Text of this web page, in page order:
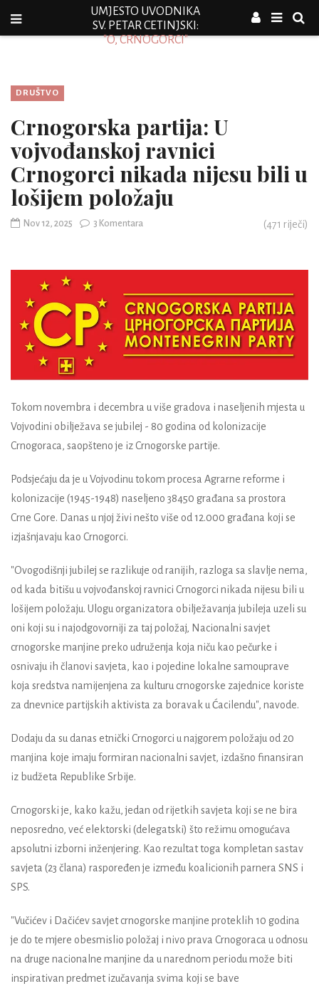
UMJESTO UVODNIKA
SV. PETAR CETINJSKI:
"O, CRNOGORCI"
DRUŠTVO
Crnogorska partija: U
vojvođanskoj ravnici
Crnogorci nikada nijesu bili u
lošijem položaju
Nov 12, 2025 3 Komentara (471 riječi)
Tokom novembra i decembra u više gradova i naseljenih mjesta u
Vojvodini obilježava se jubilej - 80 godina od kolonizacije
Crnogoraca, saopšteno je iz Crnogorske partije.
Podsjećaju da je u Vojvodinu tokom procesa Agrarne reforme i
kolonizacije (1945-1948) naseljeno 38450 građana sa prostora
Crne Gore. Danas u njoj živi nešto više od 12.000 građana koji se
izjašnjavaju kao Crnogorci.
"Ovogodišnji jubilej se razlikuje od ranijih, razloga sa slavlje nema,
od kada bitišu u vojvođanskoj ravnici Crnogorci nikada nijesu bili u
lošijem položaju. Ulogu organizatora obilježavanja jubileja uzeli su
oni koji su i najodgovorniji za taj položaj, Nacionalni savjet
crnogorske manjine preko udruženja koja niču kao pečurke i
osnivaju ih članovi savjeta, kao i pojedine lokalne samouprave
koja sredstva namijenjena za kulturu crnogorske zajednice koriste
za dnevnice partijskih aktivista za boravak u Ćacilendu", navode.
Dodaju da su danas etnički Crnogorci u najgorem položaju od 20
manjina koje imaju formiran nacionalni savjet, izdašno finansiran
iz budžeta Republike Srbije.
Crnogorski je, kako kažu, jedan od rijetkih savjeta koji se ne bira
neposredno, već elektorski (delegatski) što režimu omogućava
apsolutni izborni inženjering. Kao rezultat toga kompletan sastav
savjeta (23 člana) raspoređen je između koalicionih parnera SNS i
SPS.
"Vučićev i Dačićev savjet crnogorske manjine proteklih 10 godina
je do te mjere obesmislio položaj i nivo prava Crnogoraca u odnosu
na druge nacionalne manjine da u narednom periodu može biti
inspirativan predmet izučavanja svima koji se bave